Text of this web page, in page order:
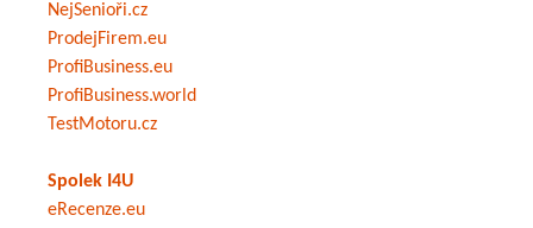
NejSenioři.cz
ProdejFirem.eu
ProfiBusiness.eu
ProfiBusiness.world
TestMotoru.cz
Spolek I4U
eRecenze.eu